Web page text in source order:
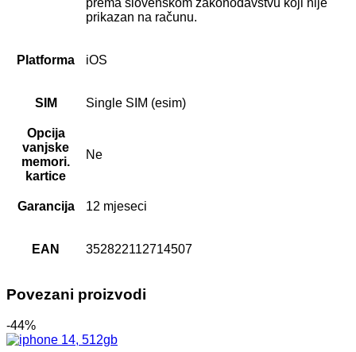
prikazan na računu.
Platforma iOS
SIM Single SIM (esim)
Opcija
vanjske
memori.
kartice
Ne
Garancija 12 mjeseci
EAN 352822112714507
Povezani proizvodi
-44%